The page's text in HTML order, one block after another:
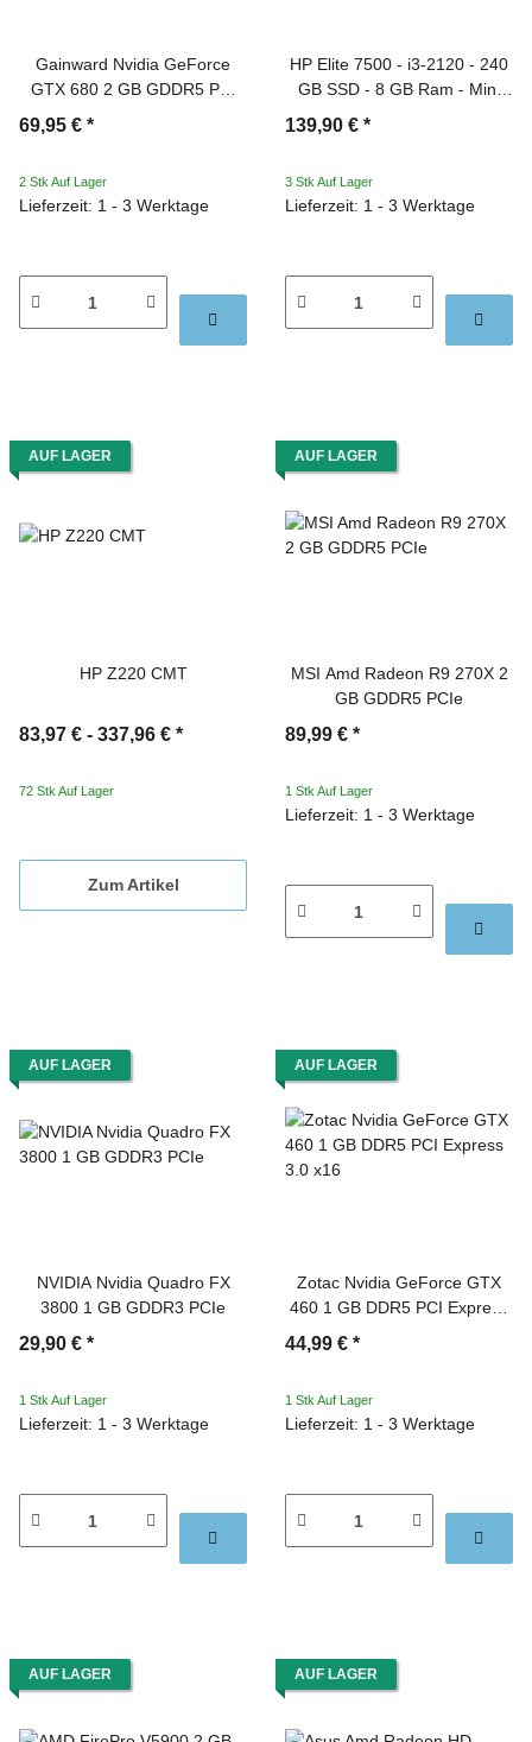
Gainward Nvidia GeForce
GTX 680 2 GB GDDR5 PCI
Express 1.0 x16
69,95 € *
2 Stk Auf Lager
Lieferzeit: 1 - 3 Werktage
HP Elite 7500 - i3-2120 - 240
GB SSD - 8 GB Ram - Mini
139,90 € *
3 Stk Auf Lager
Lieferzeit: 1 - 3 Werktage
AUF LAGER
HP Z220 CMT
83,97 € - 337,96 € *
72 Stk Auf Lager
Zum Artikel
AUF LAGER
MSI Amd Radeon R9 270X 2
GB GDDR5 PCIe
89,99 € *
1 Stk Auf Lager
Lieferzeit: 1 - 3 Werktage
AUF LAGER
NVIDIA Nvidia Quadro FX
3800 1 GB GDDR3 PCIe
29,90 € *
1 Stk Auf Lager
Lieferzeit: 1 - 3 Werktage
AUF LAGER
Zotac Nvidia GeForce GTX
460 1 GB DDR5 PCI Express
44,99 € *
1 Stk Auf Lager
Lieferzeit: 1 - 3 Werktage
AUF LAGER AUF LAGER